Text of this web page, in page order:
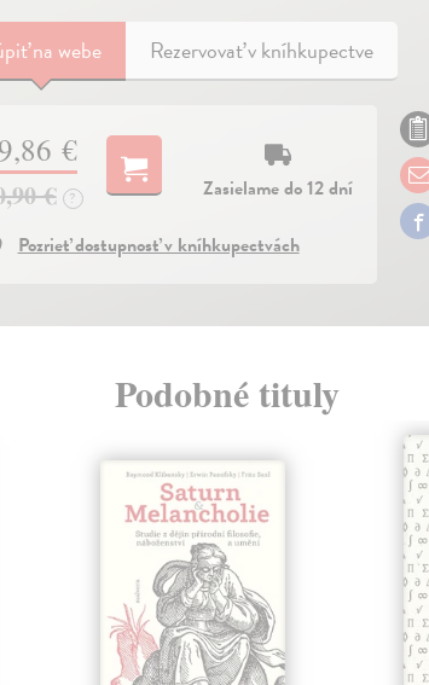
na webe Rezervovať v kníhkupectve
€
€ ?
Zasielame do 12 dní
Pozrieť dostupnosť v kníhkupectvách
Podobné tituly